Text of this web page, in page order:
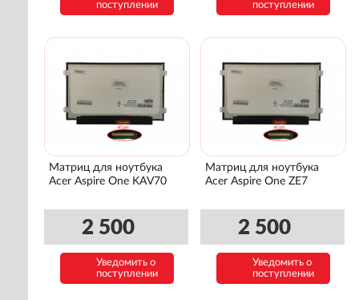
поступлении
поступлении
Матриц для ноутбука
Acer Aspire One KAV70
2 500
Уведомить о
поступлении
Матриц для ноутбука
Acer Aspire One ZE7
2 500
Уведомить о
поступлении